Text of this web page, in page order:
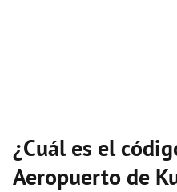
¿Cuál es el
Aeropuerto de